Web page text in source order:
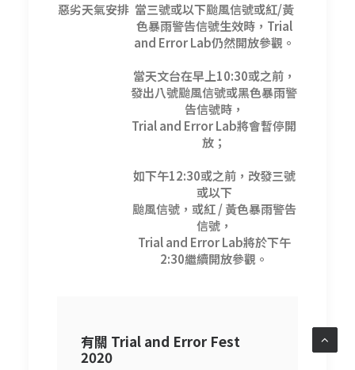
惡劣天氣安排 當三號或以下颱風信號或紅/黃
色暴雨警告信號生效時，Trial
and Error Lab仍然開放參觀。
當天文台在早上10:30或之前，
發出八號颱風信號或黑色暴雨警
告信號時，
Trial and Error Lab將會暫停開
放；
如下午12:30或之前，改發三號
或以下
颱風信號，或紅 / 黃色暴雨警告
信號，
Trial and Error Lab將於下午
2:30繼續開放參觀。
有關 Trial and Error Fest
2020